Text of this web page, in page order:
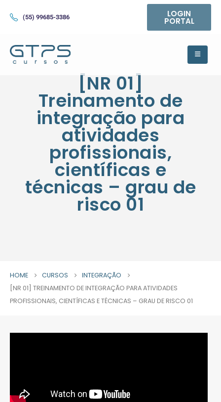
(55) 99685-3386 LOGIN
PORTAL
[NR 01]
Treinamento de
integração para
atividades
profissionais,
científicas e
técnicas – grau de
risco 01
HOME CURSOS
INTEGRAÇÃO
[NR 01] TREINAMENTO DE INTEGRAÇÃO PARA ATIVIDADES
PROFISSIONAIS, CIENTÍFICAS E TÉCNICAS – GRAU DE RISCO 01